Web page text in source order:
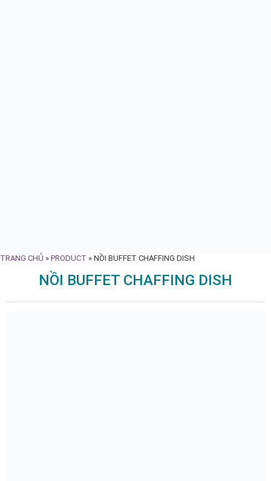
TRANG CHỦ » PRODUCT » NỒI BUFFET CHAFFING DISH
NỒI BUFFET CHAFFING DISH